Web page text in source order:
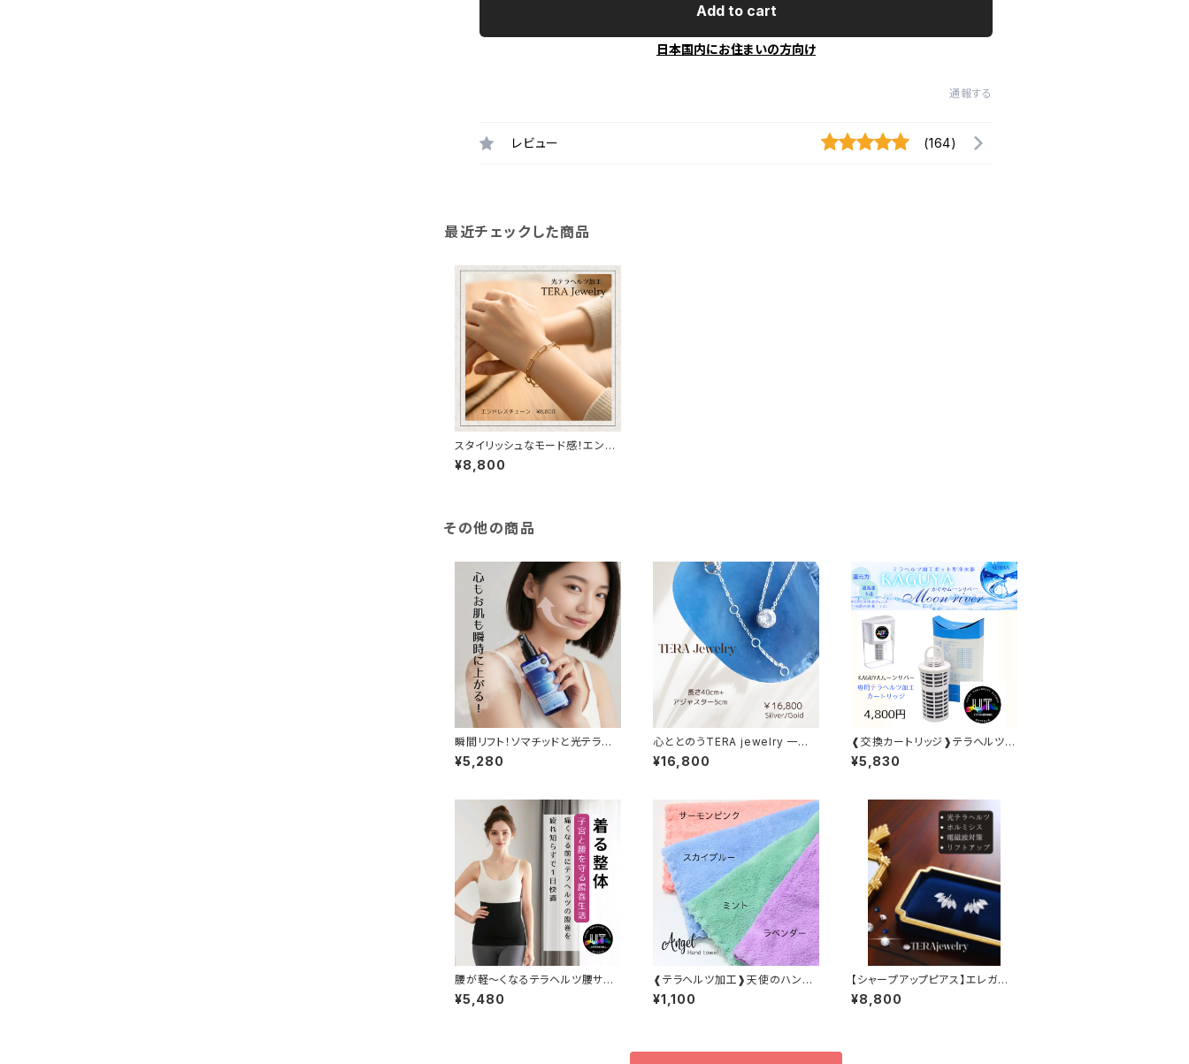
Add to cart
日本国内にお住まいの方向け
通報する
レビュー (164)
最近チェックした商品
スタイリッシュなモード感！エンド
レスチェーンブレスレット
¥8,800
その他の商品
瞬間リフト！ソマチッドと光テラヘ
ルツの魔法水 Venus Magic
¥5,280
心ととのうTERA jewelry 一粒
ジルコニアネックレス
¥16,800
❰交換カートリッジ❱テラヘルツ還
元水 KAGUYAムーンリバー
¥5,830
腰が軽〜くなるテラヘルツ腰サポ
ーター
¥5,480
❰テラヘルツ加工❱天使のハンド
タオル
¥1,100
【シャープアップピアス】エレガント
ティアラ
¥8,800